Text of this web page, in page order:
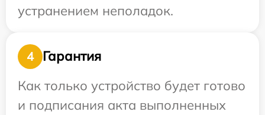
устранением неполадок.
4
Гарантия
Как только устройство будет готово
и подписания акта выполненных